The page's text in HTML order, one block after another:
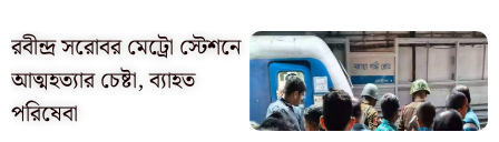
রবীন্দ্র সরোবর মেট্রো স্টেশনে
আত্মহত্যার চেষ্টা, ব্যাহত
পরিষেবা